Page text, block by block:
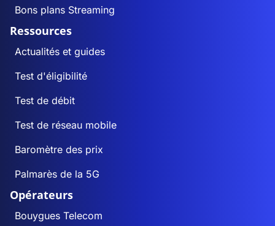
Bons plans Streaming
Ressources
Actualités et guides
Test d'éligibilité
Test de débit
Test de réseau mobile
Baromètre des prix
Palmarès de la 5G
Opérateurs
Bouygues Telecom